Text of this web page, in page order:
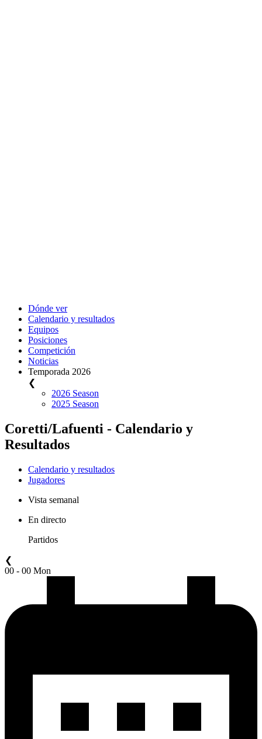
Dónde ver
Calendario y resultados
Equipos
Posiciones
Competición
Noticias
Temporada 2026
❮
2026 Season
2025 Season
Coretti/Lafuenti - Calendario y
Resultados
Calendario y resultados
Jugadores
Vista semanal
En directo
Partidos
❮
00 - 00 Mon